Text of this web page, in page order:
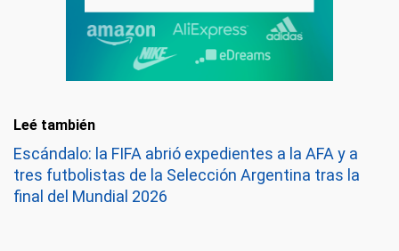
Leé también
Escándalo: la FIFA abrió expedientes a la AFA y a
tres futbolistas de la Selección Argentina tras la
final del Mundial 2026